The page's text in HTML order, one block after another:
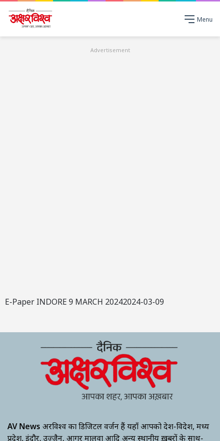
Menu
Advertisement
E-Paper INDORE 9 MARCH 20242024-03-09
AV News अक्षरविश्व का डिजिटल वर्जन हैं यहाँ आपको देश-विदेश, मध्य
प्रदेश, इंदौर, उज्जैन, आगर मालवा आदि अन्य स्थानीय ख़बरों के साथ-